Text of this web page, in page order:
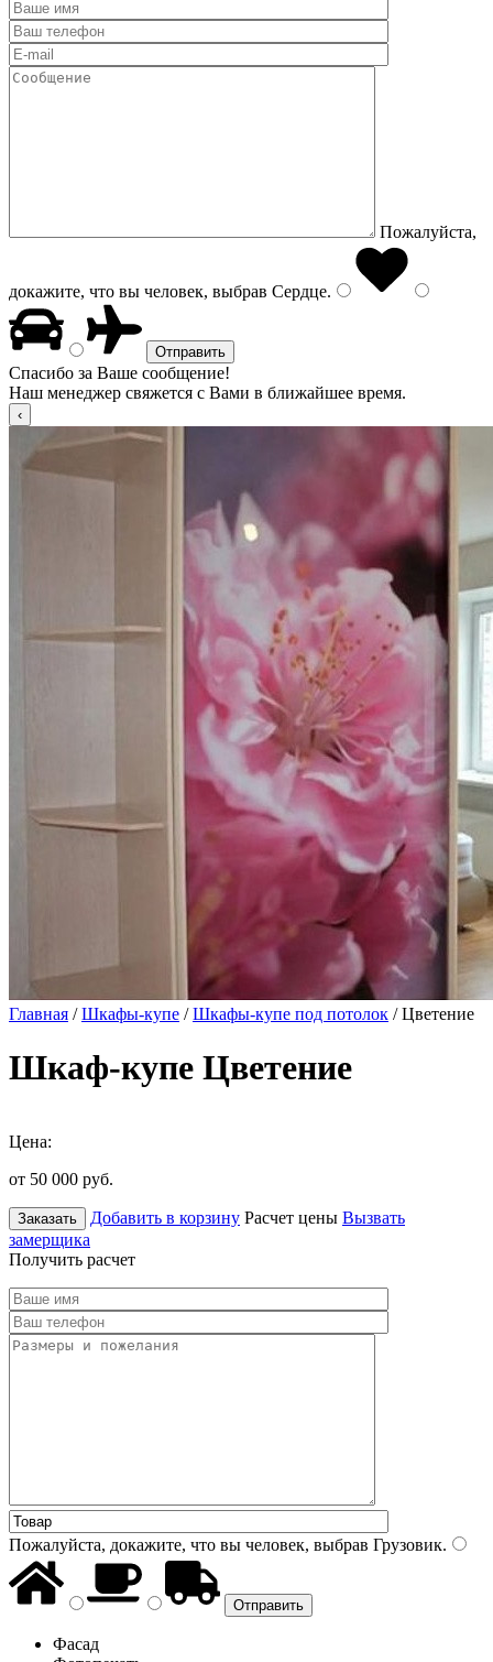
Пожалуйста,
докажите, что вы человек, выбрав Сердце.
Спасибо за Ваше сообщение!
Наш менеджер свяжется с Вами в ближайшее время.
Главная /Шкафы-купе /Шкафы-купе под потолок / Цветение
Шкаф-купе Цветение
Цена:
от 50 000 руб.
Заказать Добавить в корзину Расчет цены Вызвать
замерщика
Получить расчет
Пожалуйста, докажите, что вы человек, выбрав Грузовик.
Фасад